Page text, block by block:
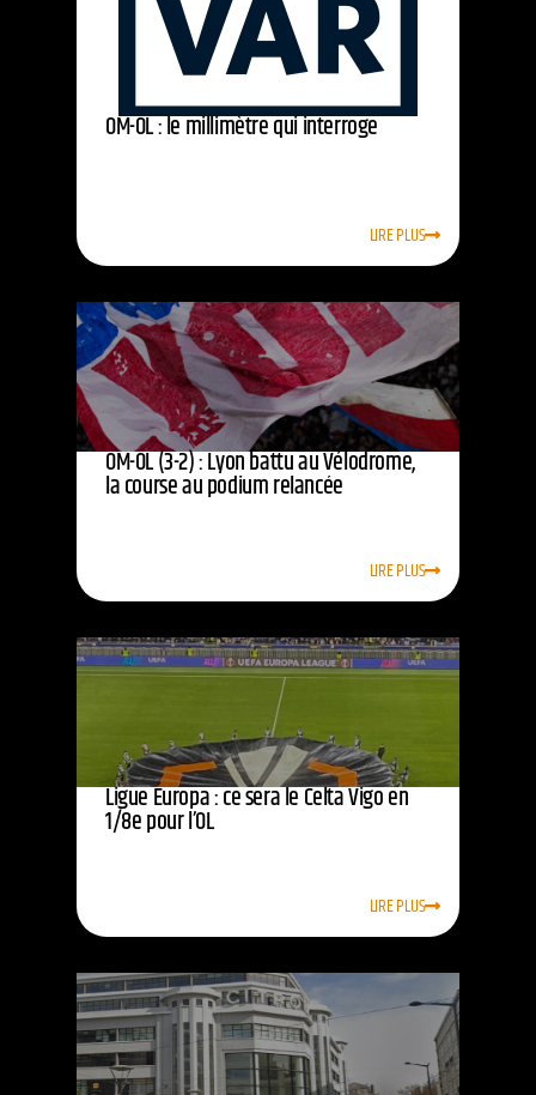
OM-OL : le millimètre qui interroge
LIRE PLUS
OM-OL (3-2) : Lyon battu au Vélodrome,
la course au podium relancée
LIRE PLUS
Ligue Europa : ce sera le Celta Vigo en
1/8e pour l’OL
LIRE PLUS